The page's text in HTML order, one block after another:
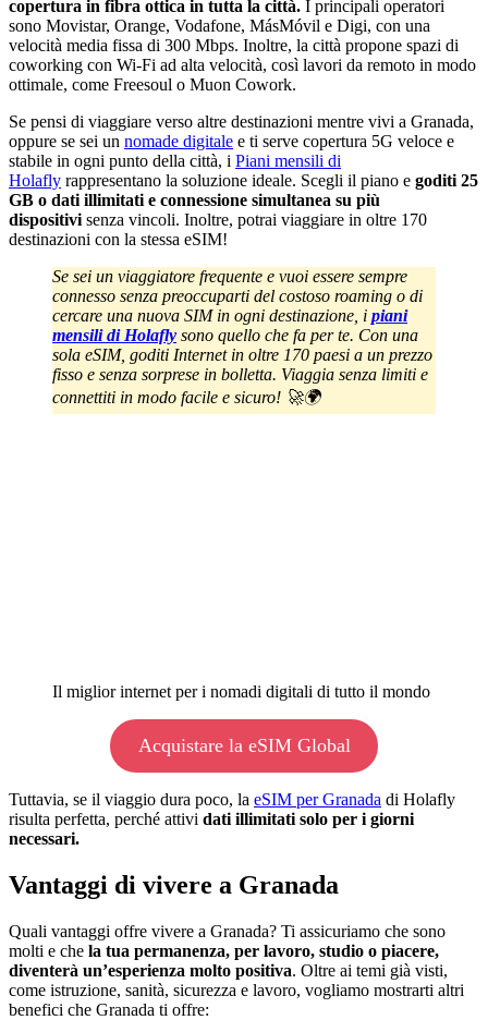
copertura in fibra ottica in tutta la città. I principali operatori
sono Movistar, Orange, Vodafone, MásMóvil e Digi, con una
velocità media fissa di 300 Mbps. Inoltre, la città propone spazi di
coworking con Wi-Fi ad alta velocità, così lavori da remoto in modo
ottimale, come Freesoul o Muon Cowork.
Se pensi di viaggiare verso altre destinazioni mentre vivi a Granada,
oppure se sei un nomade digitale e ti serve copertura 5G veloce e
stabile in ogni punto della città, i Piani mensili di
Holafly rappresentano la soluzione ideale. Scegli il piano e goditi 25
GB o dati illimitati e connessione simultanea su più
dispositivi senza vincoli. Inoltre, potrai viaggiare in oltre 170
destinazioni con la stessa eSIM!
Se sei un viaggiatore frequente e vuoi essere sempre
connesso senza preoccuparti del costoso roaming o di
cercare una nuova SIM in ogni destinazione, i piani
mensili di Holafly sono quello che fa per te. Con una
sola eSIM, goditi Internet in oltre 170 paesi a un prezzo
fisso e senza sorprese in bolletta. Viaggia senza limiti e
connettiti in modo facile e sicuro! 🚀🌍
Il miglior internet per i nomadi digitali di tutto il mondo
Acquistare la eSIM Global
Tuttavia, se il viaggio dura poco, la eSIM per Granada di Holafly
risulta perfetta, perché attivi dati illimitati solo per i giorni
necessari.
Vantaggi di vivere a Granada
Quali vantaggi offre vivere a Granada? Ti assicuriamo che sono
molti e che la tua permanenza, per lavoro, studio o piacere,
diventerà un’esperienza molto positiva. Oltre ai temi già visti,
come istruzione, sanità, sicurezza e lavoro, vogliamo mostrarti altri
benefici che Granada ti offre: